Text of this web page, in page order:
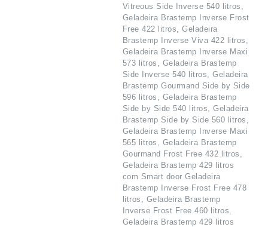
Vitreous Side Inverse 540 litros,
Geladeira Brastemp Inverse Frost
Free 422 litros, Geladeira
Brastemp Inverse Viva 422 litros,
Geladeira Brastemp Inverse Maxi
573 litros, Geladeira Brastemp
Side Inverse 540 litros, Geladeira
Brastemp Gourmand Side by Side
596 litros, Geladeira Brastemp
Side by Side 540 litros, Geladeira
Brastemp Side by Side 560 litros,
Geladeira Brastemp Inverse Maxi
565 litros, Geladeira Brastemp
Gourmand Frost Free 432 litros,
Geladeira Brastemp 429 litros
com Smart door Geladeira
Brastemp Inverse Frost Free 478
litros, Geladeira Brastemp
Inverse Frost Free 460 litros,
Geladeira Brastemp 429 litros